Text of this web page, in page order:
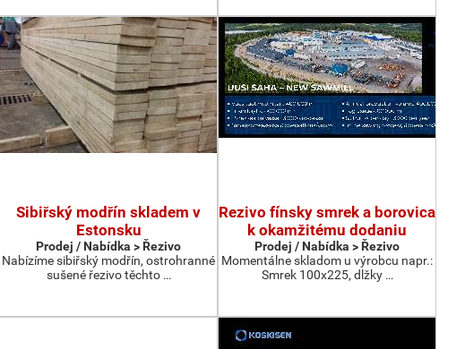
Sibiřský modřín skladem v
Estonsku
Prodej / Nabídka > Řezivo
Nabízíme sibiřský modřín, ostrohranné
sušené řezivo těchto …
Rezivo fínsky smrek a borovica
k okamžitému dodaniu
Prodej / Nabídka > Řezivo
Momentálne skladom u výrobcu napr.:
Smrek 100x225, dlžky …